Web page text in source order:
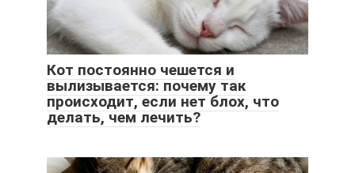
Кот постоянно чешется и
вылизывается: почему так
происходит, если нет блох, что
делать, чем лечить?